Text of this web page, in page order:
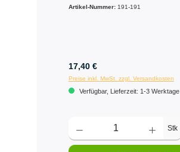
Artikel-Nummer: 191-191
17,40 €
Preise inkl. MwSt. zzgl. Versandkosten
Verfügbar, Lieferzeit: 1-3 Werktage
Stk